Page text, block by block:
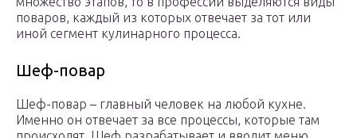
поваров, каждый из которых отвечает за тот или
иной сегмент кулинарного процесса.
Шеф-повар
Шеф-повар – главный человек на любой кухне.
Именно он отвечает за все процессы, которые там